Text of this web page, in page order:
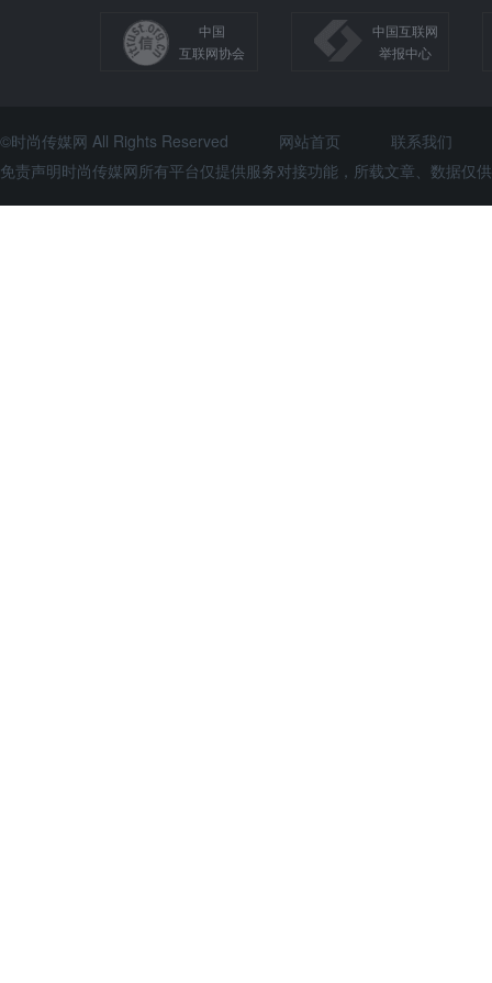
中国
互联网协会
中国互联网
举报中心
©时尚传媒网 All Rights Reserved 网站首页
联系我们
免责声明时尚传媒网所有平台仅提供服务对接功能，所载文章、数据